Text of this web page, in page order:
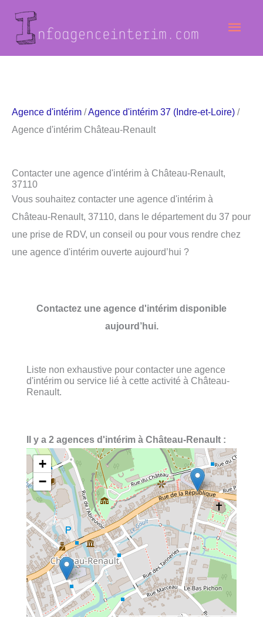
contenu
Agence d'intérim /Agence d'intérim 37 (Indre-et-Loire) /
Agence d'intérim Château-Renault
Contacter une agence d'intérim à Château-Renault,
37110
Vous souhaitez contacter une agence d'intérim à
Château-Renault, 37110, dans le département du 37 pour
une prise de RDV, un conseil ou pour vous rendre chez
une agence d'intérim ouverte aujourd’hui ?
Contactez une agence d'intérim disponible
aujourd’hui.
Liste non exhaustive pour contacter une agence
d'intérim ou service lié à cette activité à Château-
Renault.
Il y a 2 agences d'intérim à Château-Renault :
+
−